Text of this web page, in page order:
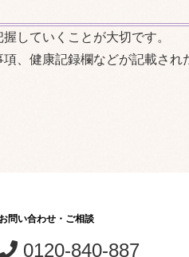
していくことが大切です。
、健康記録欄などが記載され
お問い合わせ・ご相談
0120-840-887